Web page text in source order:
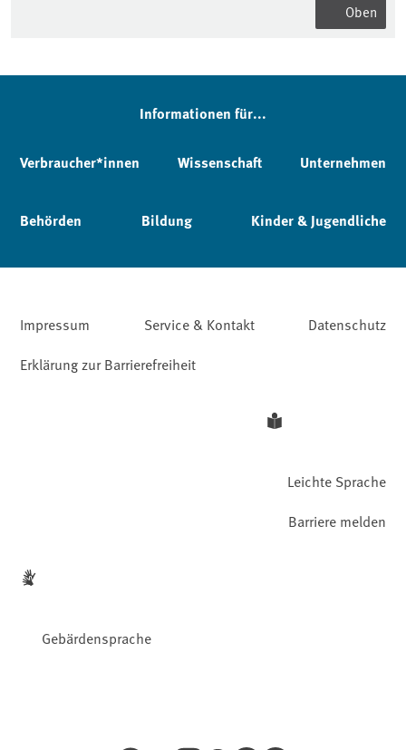
Oben
Informationen für...
Verbraucher*innen Wissenschaft Unternehmen
Behörden Bildung Kinder & Jugendliche
Impressum Service & Kontakt
Datenschutz
Erklärung zur Barrierefreiheit
Leichte Sprache
Gebärdensprache
Barriere melden